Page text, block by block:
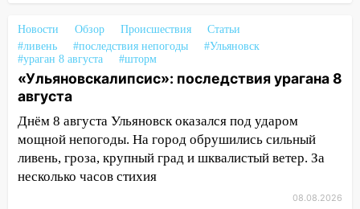
деньгами, а кого ждет неожиданная
встреча
04:47
В Ульяновской области объявили
ракетную опасность: звучат сирены
20:40 Ульяновские аграрии смогут
купить тракторы с отсрочкой платежа
до декабря
Новости Обзор Происшествия
Статьи
#ливень
#последствия непогоды
#Ульяновск
#ураган 8 августа
#шторм
«Ульяновскалипсис»: последствия урагана 8
августа
Днём 8 августа Ульяновск оказался под ударом
мощной непогоды. На город обрушились сильный
ливень, гроза, крупный град и шквалистый ветер. За
несколько часов стихия
08.08.2026